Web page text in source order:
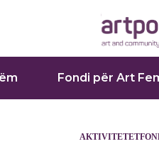
Fondi për Art
AKTIVITETET